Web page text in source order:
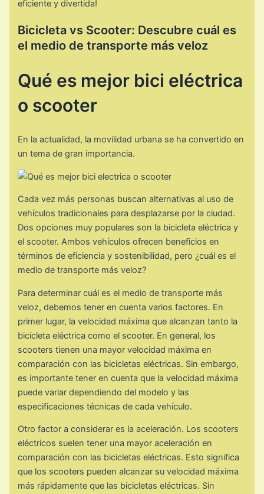
eficiente y divertida!
Bicicleta vs Scooter: Descubre cuál es
el medio de transporte más veloz
Qué es mejor bici eléctrica
o scooter
En la actualidad, la movilidad urbana se ha convertido en
un tema de gran importancia.
Cada vez más personas buscan alternativas al uso de
vehículos tradicionales para desplazarse por la ciudad.
Dos opciones muy populares son la bicicleta eléctrica y
el scooter. Ambos vehículos ofrecen beneficios en
términos de eficiencia y sostenibilidad, pero ¿cuál es el
medio de transporte más veloz?
Para determinar cuál es el medio de transporte más
veloz, debemos tener en cuenta varios factores. En
primer lugar, la velocidad máxima que alcanzan tanto la
bicicleta eléctrica como el scooter. En general, los
scooters tienen una mayor velocidad máxima en
comparación con las bicicletas eléctricas. Sin embargo,
es importante tener en cuenta que la velocidad máxima
puede variar dependiendo del modelo y las
especificaciones técnicas de cada vehículo.
Otro factor a considerar es la aceleración. Los scooters
eléctricos suelen tener una mayor aceleración en
comparación con las bicicletas eléctricas. Esto significa
que los scooters pueden alcanzar su velocidad máxima
más rápidamente que las bicicletas eléctricas. Sin